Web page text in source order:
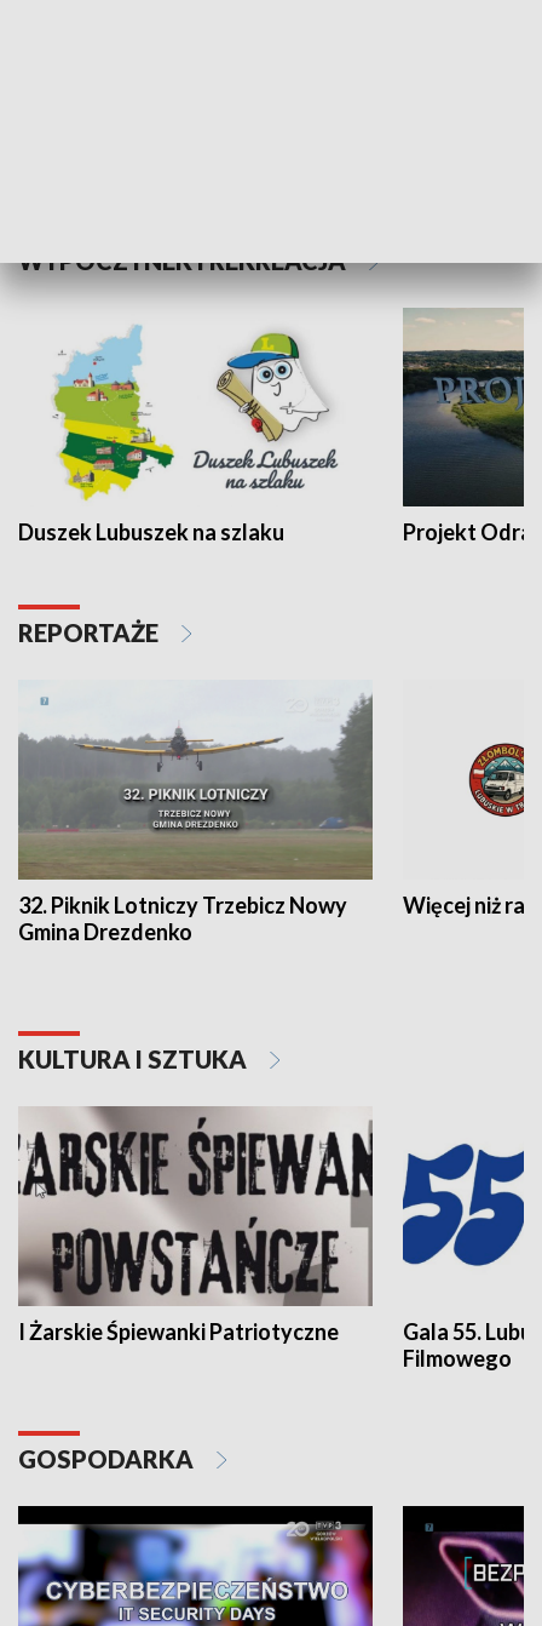
WYPOCZYNEK I REKREACJA
Duszek Lubuszek na szlaku Projekt Odra
REPORTAŻE
32. Piknik Lotniczy Trzebicz Nowy
Gmina Drezdenko
Więcej niż rajd
KULTURA I SZTUKA
I Żarskie Śpiewanki Patriotyczne
Gala 55.
Filmowego
GOSPODARKA